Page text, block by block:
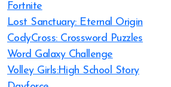
Fortnite
Lost Sanctuary: Eternal Origin
CodyCross: Crossword Puzzles
Word Galaxy Challenge
Volley Girls:High School Story